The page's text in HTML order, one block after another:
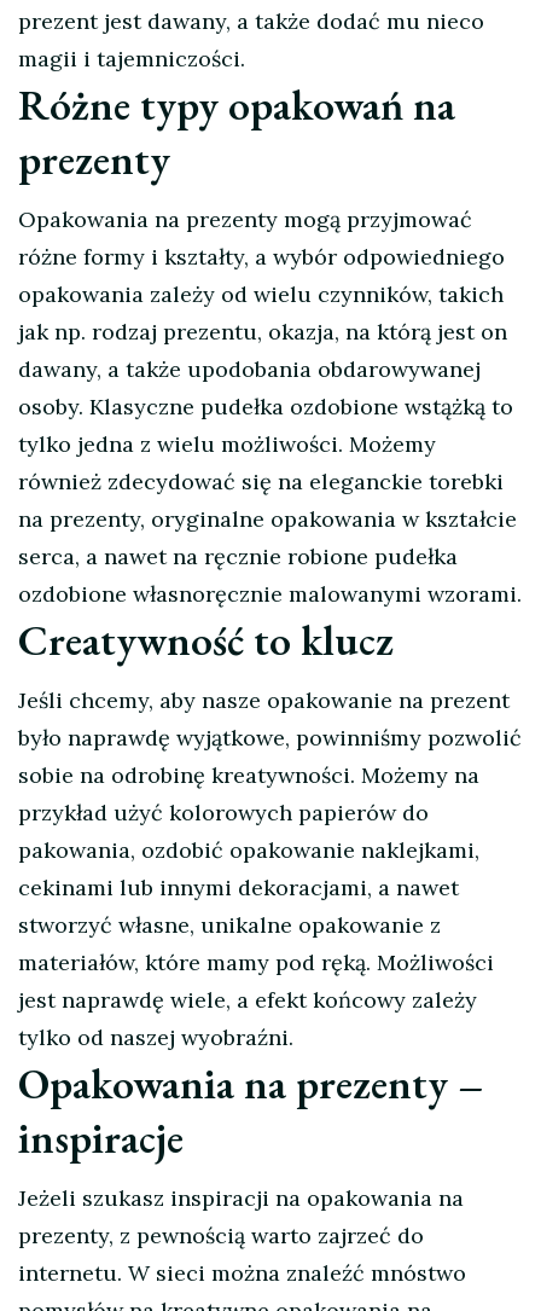
prezent jest dawany, a także dodać mu nieco
magii i tajemniczości.
Różne typy opakowań na
prezenty
Opakowania na prezenty mogą przyjmować
różne formy i kształty, a wybór odpowiedniego
opakowania zależy od wielu czynników, takich
jak np. rodzaj prezentu, okazja, na którą jest on
dawany, a także upodobania obdarowywanej
osoby. Klasyczne pudełka ozdobione wstążką to
tylko jedna z wielu możliwości. Możemy
również zdecydować się na eleganckie torebki
na prezenty, oryginalne opakowania w kształcie
serca, a nawet na ręcznie robione pudełka
ozdobione własnoręcznie malowanymi wzorami.
Creatywność to klucz
Jeśli chcemy, aby nasze opakowanie na prezent
było naprawdę wyjątkowe, powinniśmy pozwolić
sobie na odrobinę kreatywności. Możemy na
przykład użyć kolorowych papierów do
pakowania, ozdobić opakowanie naklejkami,
cekinami lub innymi dekoracjami, a nawet
stworzyć własne, unikalne opakowanie z
materiałów, które mamy pod ręką. Możliwości
jest naprawdę wiele, a efekt końcowy zależy
tylko od naszej wyobraźni.
Opakowania na prezenty –
inspiracje
Jeżeli szukasz inspiracji na opakowania na
prezenty, z pewnością warto zajrzeć do
internetu. W sieci można znaleźć mnóstwo